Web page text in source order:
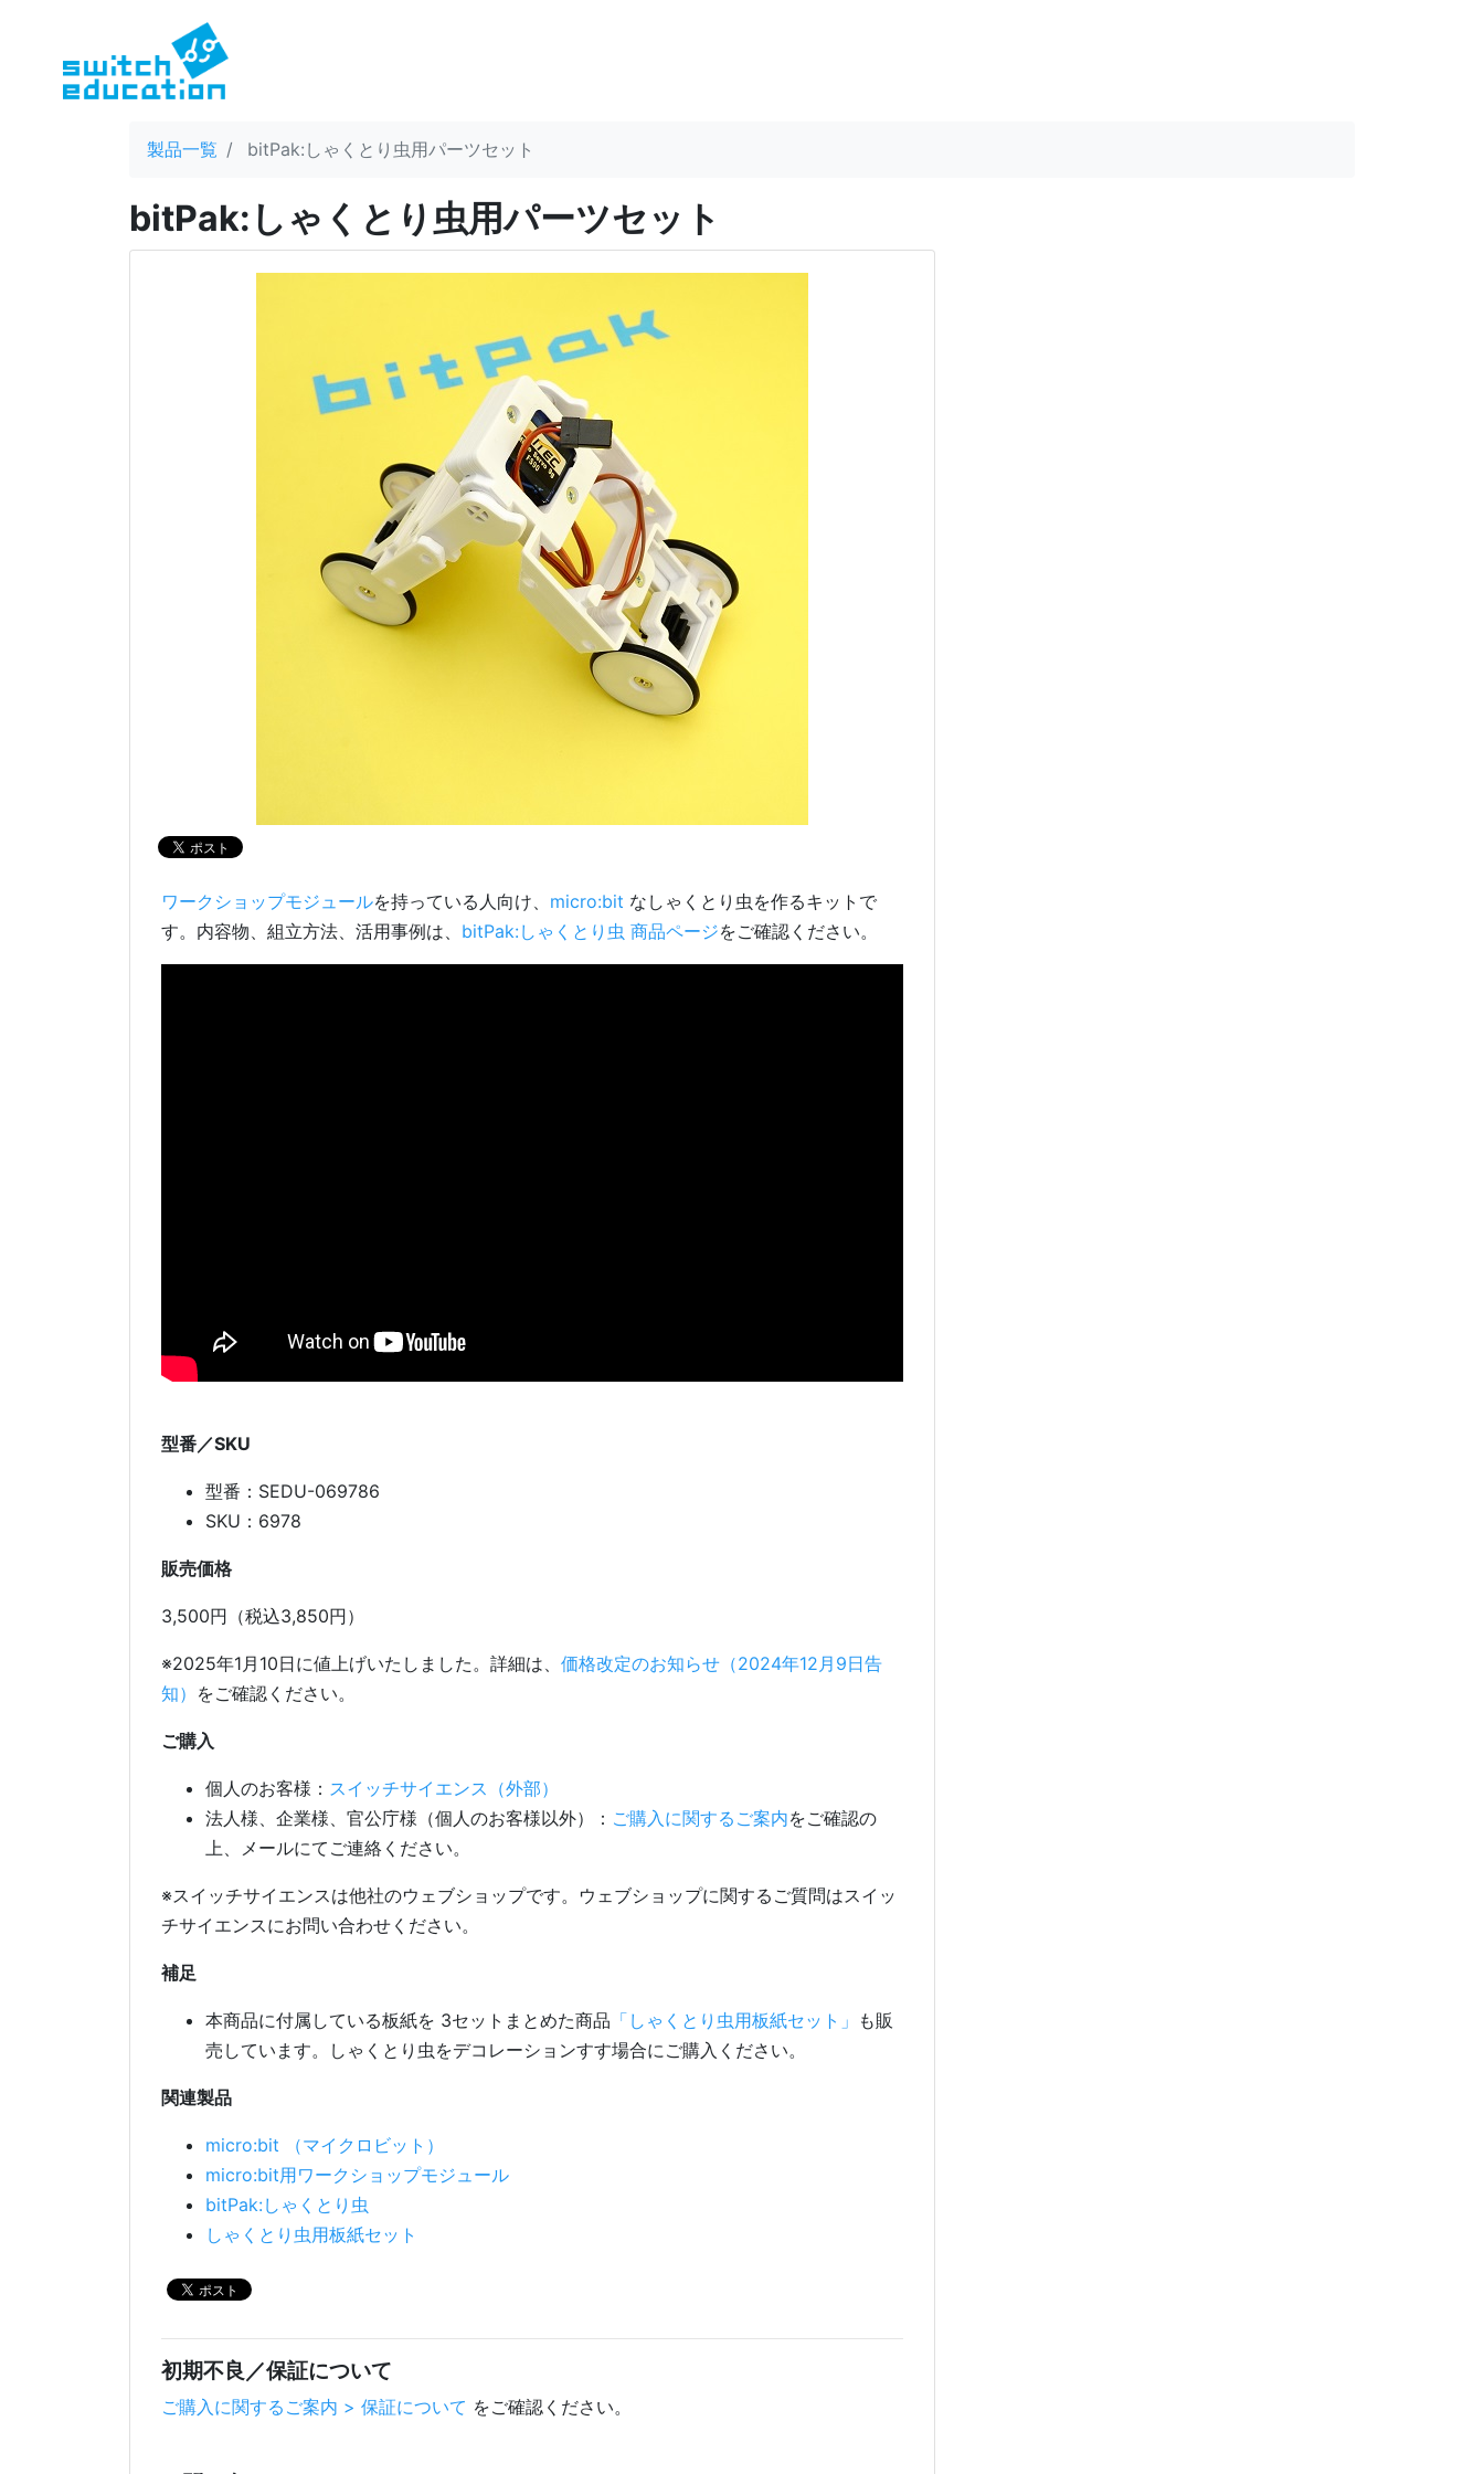
製品一覧 bitPak:しゃくとり虫用パーツセット
bitPak:しゃくとり虫用パーツセット
ワークショップモジュールを持っている人向け、 micro:bit なしゃくとり虫を作るキットで
す。内容物、組立方法、活用事例は、 bitPak:しゃくとり虫 商品ページをご確認ください。
型番／SKU
型番：SEDU-069786
SKU：6978
販売価格
3,500円（税込3,850円）
※2025年1月10日に値上げいたしました。詳細は、 価格改定のお知らせ（2024年12月9日告
知） をご確認ください。
ご購入
個人のお客様： スイッチサイエンス（外部）
法人様、企業様、官公庁様（個人のお客様以外）： ご購入に関するご案内をご確認の
上、メールにてご連絡ください。
※スイッチサイエンスは他社のウェブショップです。ウェブショップに関するご質問はスイッ
チサイエンスにお問い合わせください。
補足
本商品に付属している板紙を 3セットまとめた商品 「しゃくとり虫用板紙セット」 も販
売しています。しゃくとり虫をデコレーションすす場合にご購入ください。
関連製品
micro:bit （マイクロビット）
micro:bit用ワークショップモジュール
bitPak:しゃくとり虫
しゃくとり虫用板紙セット
初期不良／保証について
ご購入に関するご案内 > 保証について をご確認ください。